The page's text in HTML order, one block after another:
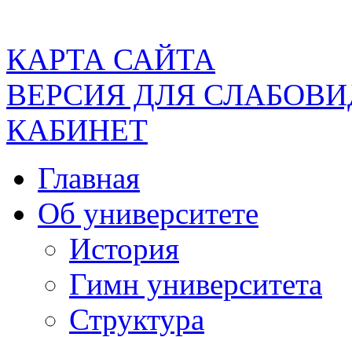
КАРТА САЙТА
ВЕРСИЯ ДЛЯ
КАБИНЕТ
Главная
Об университете
История
Гимн университета
Структура